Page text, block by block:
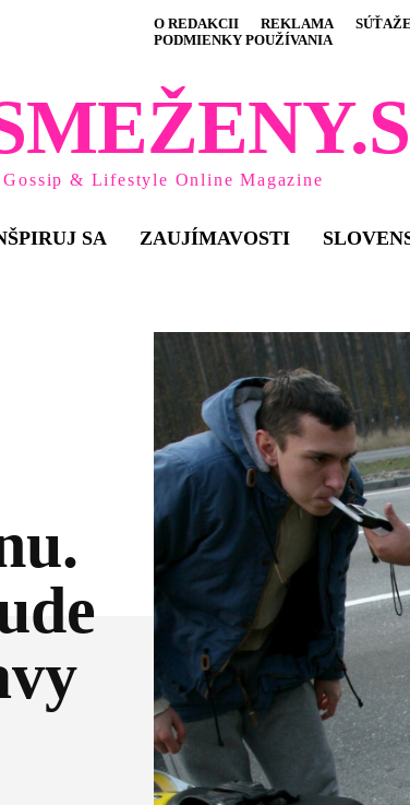
O REDAKCII REKLAMA SÚŤAŽE
PODMIENKY POUŽÍVANIA
Gossip & Lifestyle Online Magazine
SA ZAUJÍMAVOSTI